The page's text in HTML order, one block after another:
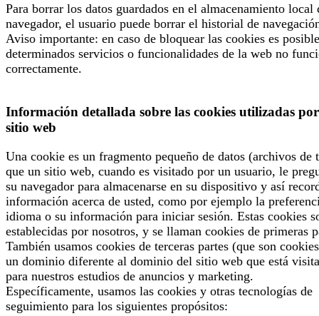
Para borrar los datos guardados en el almacenamiento local
navegador, el usuario puede borrar el historial de
Aviso importante: en caso de bloquear las cookies es
determinados servicios o funcionalidades de la web no
correctamente.
Información detallada sobre las cookies utilizadas por
sitio web
Una cookie es un fragmento pequeño de datos (archivos de
que un sitio web, cuando es visitado por un usuario, le
su navegador para almacenarse en su dispositivo y así
información acerca de usted, como por ejemplo la
idioma o su información para iniciar sesión. Estas cookies
establecidas por nosotros, y se llaman cookies de primeras
También usamos cookies de terceras partes (que son
un dominio diferente al dominio del sitio web que está
para nuestros estudios de anuncios y marketing.
Específicamente, usamos las cookies y otras tecnologías de
seguimiento para los siguientes propósitos: